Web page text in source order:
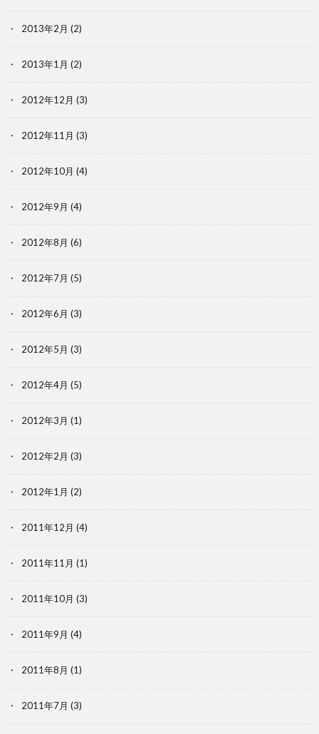
2013年2月 (2)
2013年1月 (2)
2012年12月 (3)
2012年11月 (3)
2012年10月 (4)
2012年9月 (4)
2012年8月 (6)
2012年7月 (5)
2012年6月 (3)
2012年5月 (3)
2012年4月 (5)
2012年3月 (1)
2012年2月 (3)
2012年1月 (2)
2011年12月 (4)
2011年11月 (1)
2011年10月 (3)
2011年9月 (4)
2011年8月 (1)
2011年7月 (3)